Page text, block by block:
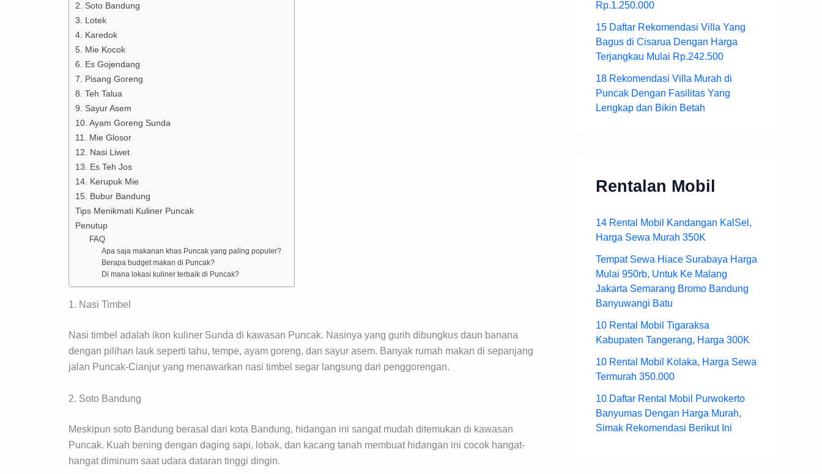
2. Soto Bandung
3. Lotek
4. Karedok
5. Mie Kocok
6. Es Gojendang
7. Pisang Goreng
8. Teh Talua
9. Sayur Asem
10. Ayam Goreng Sunda
11. Mie Glosor
12. Nasi Liwet
13. Es Teh Jos
14. Kerupuk Mie
15. Bubur Bandung
Tips Menikmati Kuliner Puncak
Penutup
FAQ
Apa saja makanan khas Puncak yang paling populer?
Berapa budget makan di Puncak?
Di mana lokasi kuliner terbaik di Puncak?
1. Nasi Timbel
Nasi timbel adalah ikon kuliner Sunda di kawasan Puncak. Nasinya yang gurih dibungkus daun banana
dengan pilihan lauk seperti tahu, tempe, ayam goreng, dan sayur asem. Banyak rumah makan di sepanjang
jalan Puncak-Cianjur yang menawarkan nasi timbel segar langsung dari penggorengan.
2. Soto Bandung
Meskipun soto Bandung berasal dari kota Bandung, hidangan ini sangat mudah ditemukan di kawasan
Puncak. Kuah bening dengan daging sapi, lobak, dan kacang tanah membuat hidangan ini cocok hangat-
hangat diminum saat udara dataran tinggi dingin.
Rp.1.250.000
15 Daftar Rekomendasi Villa Yang
Bagus di Cisarua Dengan Harga
Terjangkau Mulai Rp.242.500
18 Rekomendasi Villa Murah di
Puncak Dengan Fasilitas Yang
Lengkap dan Bikin Betah
Rentalan Mobil
14 Rental Mobil Kandangan KalSel,
Harga Sewa Murah 350K
Tempat Sewa Hiace Surabaya Harga
Mulai 950rb, Untuk Ke Malang
Jakarta Semarang Bromo Bandung
Banyuwangi Batu
10 Rental Mobil Tigaraksa
Kabupaten Tangerang, Harga 300K
10 Rental Mobil Kolaka, Harga Sewa
Termurah 350.000
10 Daftar Rental Mobil Purwokerto
Banyumas Dengan Harga Murah,
Simak Rekomendasi Berikut Ini